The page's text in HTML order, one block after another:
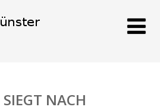
NACH